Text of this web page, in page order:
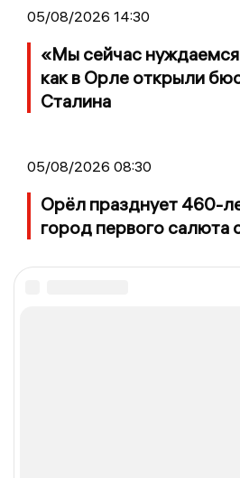
05/08/2026 14:30
«Мы сейчас
как в Орле открыли
Сталина
05/08/2026 08:30
Орёл празднует 460-
город первого салюта